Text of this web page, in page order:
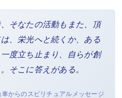
そなたの活動もまた、頂
、栄光へと続くか、ある
度立ち止まり、自らが創
そこに答えがある。
からのスピリチュアルメッセージ